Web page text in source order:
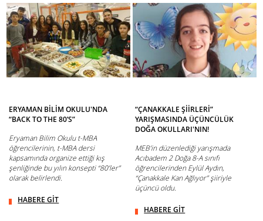
ERYAMAN BİLİM OKULU'NDA
“BACK TO THE 80’S”
Eryaman Bilim Okulu t-MBA
öğrencilerinin, t-MBA dersi
kapsamında organize ettiği kış
şenliğinde bu yılın konsepti “80’ler”
olarak belirlendi.
HABERE GİT
“ÇANAKKALE ŞİİRLERİ”
YARIŞMASINDA ÜÇÜNCÜLÜK
DOĞA OKULLARI'NIN!
MEB’in düzenlediği yarışmada
Acıbadem 2 Doğa 8-A sınıfı
öğrencilerinden Eylül Aydın,
“Çanakkale Kan Ağlıyor” şiiriyle
üçüncü oldu.
HABERE GİT